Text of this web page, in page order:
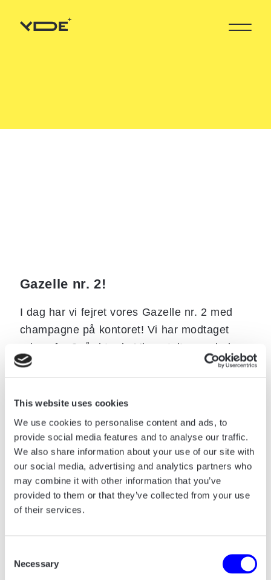
This website uses cookies
We use cookies to personalise content and ads, to
provide social media features and to analyse our traffic.
We also share information about your use of our site with
our social media, advertising and analytics partners who
may combine it with other information that you’ve
provided to them or that they’ve collected from your use
of their services.
Selection
Necessary
Gazelle nr. 2!
I dag har vi fejret vores Gazelle nr. 2 med
champagne på kontoret! Vi har modtaget
prisen for 2. år i træk. Vi er stolte og glade
over vores stabile vækst og stærke
netværk for tilliden og mulighederne vi
skaber sammen. Vi glæder os til fejringen og
overrækning af det gyldne kæledyr den 29.
november.
HVER PROCES STARTER
Sig hej! Og lad os tage en snak om hvordan
vi kan hjælpe din virksomhed.